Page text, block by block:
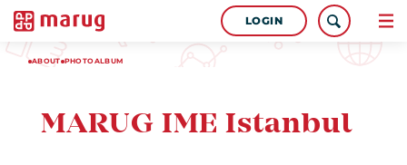
LOGIN
ABOUT PHOTOALBUM
MARUG IME Istanbul